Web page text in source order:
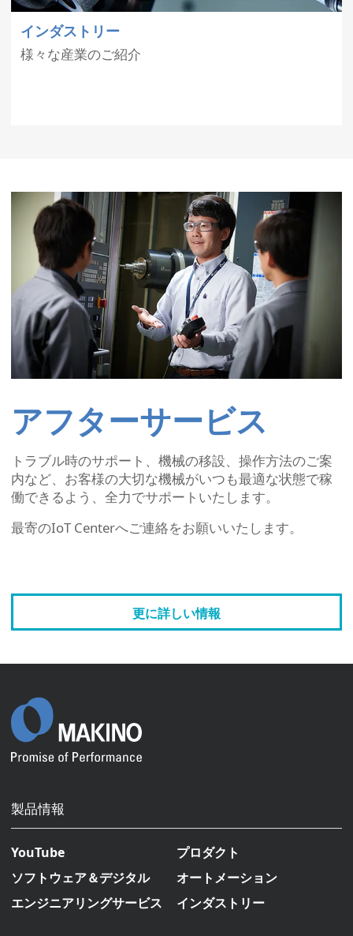
インダストリー
様々な産業のご紹介
アフターサービス
トラブル時のサポート、機械の移設、操作方法のご案
内など、お客様の大切な機械がいつも最適な状態で稼
働できるよう、全力でサポートいたします。
最寄のIoT Centerへご連絡をお願いいたします。
更に詳しい情報
製品情報
YouTube
プロダクト
ソフトウェア＆デジタル
オートメーション
エンジニアリングサービス
インダストリー